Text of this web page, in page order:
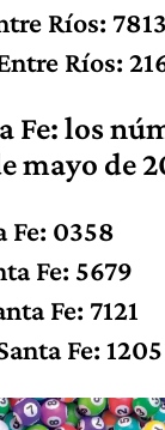
Ríos: 7813
Ríos:
Fe: los
mayo de
Fe: 0358
Fe: 5679
Fe: 7121
Fe: 1205